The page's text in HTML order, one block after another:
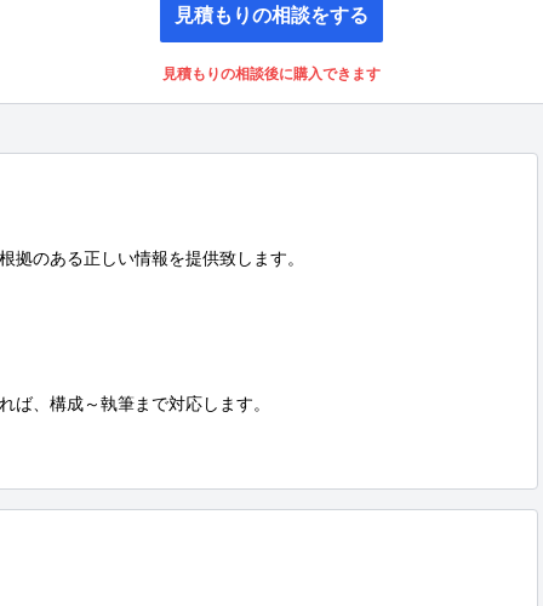
見積もりの相談をする
見積もりの相談後に購入できます
拠のある正しい情報を提供致します。
ば、構成～執筆まで対応します。